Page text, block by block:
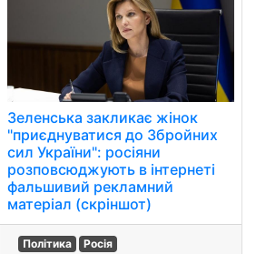
Зеленська закликає жінок
"приєднуватися до Збройних
сил України": росіяни
розповсюджують в інтернеті
фальшивий рекламний
матеріал (скріншот)
Політика
Росія